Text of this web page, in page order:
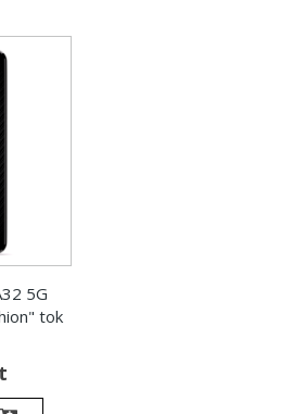
5G
tok